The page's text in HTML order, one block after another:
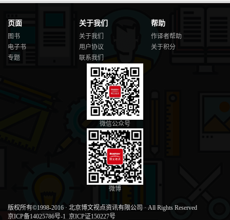
页面
图书
电子书
专题
关于我们
关于我们
用户协议
联系我们
帮助
作译者帮助
关于积分
微信公众号
微博
版权所有©1998-2016 · 北京博文视点资讯有限公司 · All Rights Reserved
京ICP备14025786号-1 京ICP证150227号